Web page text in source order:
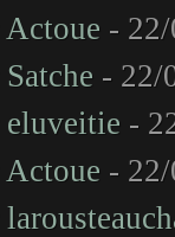
Actoue -
Satche - 22/
eluveitie -
Actoue -